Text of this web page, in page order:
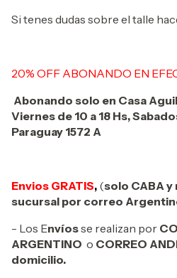
Si tenes dudas sobre el talle
20% OFF ABONANDO EN
Abonando solo en Casa
Viernes de 10 a 18 Hs,
Paraguay 1572 A
Envios GRATIS, (solo CABA
sucursal por correo
- Los Envíosse realizan por
ARGENTINO o CORREO
domicilio.